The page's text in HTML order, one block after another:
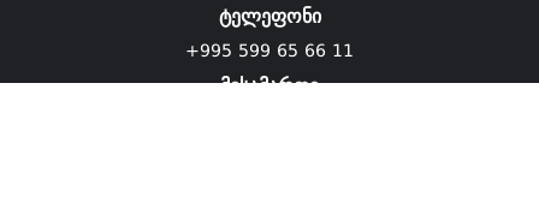
ტელეფონი
+995 599 65 66 11
მისამართი